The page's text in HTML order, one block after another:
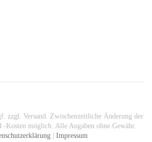
zzgl. Versand. Zwischenzeitliche Änderung der
-Kosten möglich. Alle Angaben ohne Gewähr.
| Impressum